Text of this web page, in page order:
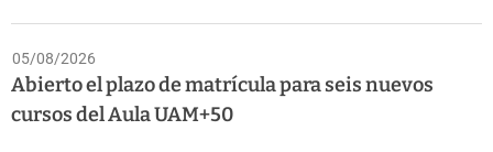
05/08/2026
Abierto el plazo de matrícula para seis nuevos
cursos del Aula UAM+50